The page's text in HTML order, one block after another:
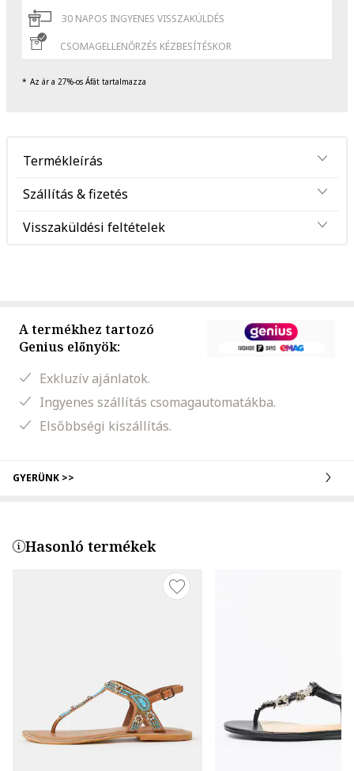
30 NAPOS INGYENES VISSZAKÜLDÉS
CSOMAGELLENŐRZÉS KÉZBESÍTÉSKOR
Az ár a 27%-os Áfát tartalmazza
Termékleírás
Szállítás & fizetés
Visszaküldési feltételek
A termékhez tartozó
Genius előnyök:
Exkluzív ajánlatok.
Ingyenes szállítás csomagautomatákba.
Elsőbbségi kiszállítás.
GYERÜNK >>
Hasonló termékek